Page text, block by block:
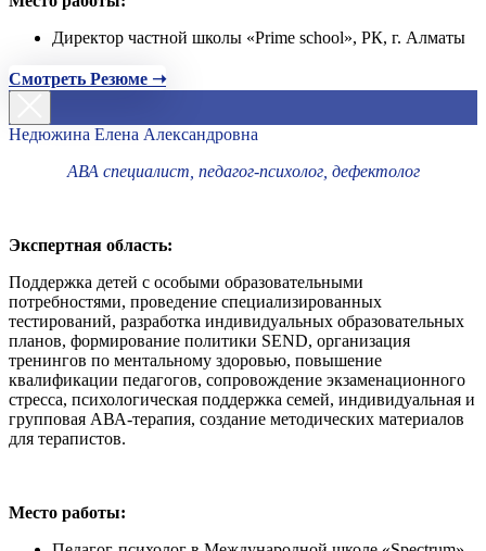
Директор частной школы «Prime school», РК, г. Алматы
Смотреть Резюме ➝
Недюжина Елена Александровна
АВА специалист, педагог-психолог, дефектолог
Экспертная область:
Поддержка детей с особыми образовательными
потребностями, проведение специализированных
тестирований, разработка индивидуальных образовательных
планов, формирование политики SEND, организация
тренингов по ментальному здоровью, повышение
квалификации педагогов, сопровождение экзаменационного
стресса, психологическая поддержка семей, индивидуальная и
групповая АВА-терапия, создание методических материалов
для терапистов.
Место работы: